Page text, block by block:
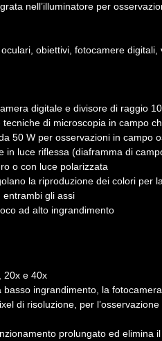
nell’illuminatore per
obiettivi, fotocamere
digitale e divisore di raggio
di microscopia in campo
50 W per osservazioni in campo
in luce riflessa (diaframma di
o con luce polarizzata
la riproduzione dei colori per
entrambi gli assi
ad alto ingrandimento
20x e 40x
ingrandimento, la
di risoluzione, per
prolungato ed